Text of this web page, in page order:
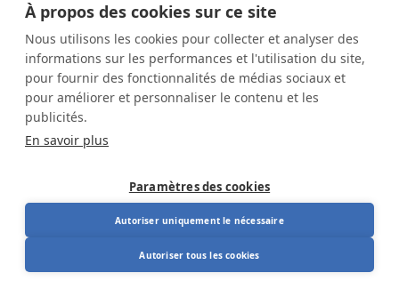
À propos des cookies sur ce site
Nous utilisons les cookies pour collecter et analyser des
informations sur les performances et l'utilisation du site,
pour fournir des fonctionnalités de médias sociaux et
pour améliorer et personnaliser le contenu et les
publicités.
En savoir plus
Paramètres des cookies
Autoriser uniquement le nécessaire
Autoriser tous les cookies
Bureau assis-debout
Ergonomio 120x80
mélamine chêne
naturel
Sur demande
Ergonomio